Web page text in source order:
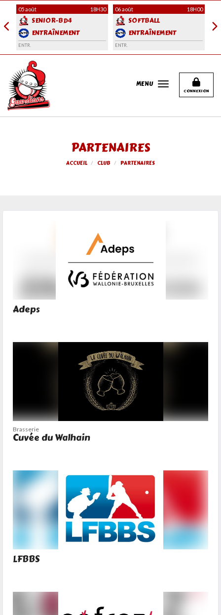
05 août 18H30
SENIOR-BD4
ENTRAÎNEMENT
ENTR.
06 août 18H00
SOFTBALL
ENTRAÎNEMENT
ENTR.
CONNEXION
MENU
PARTENAIRES
ACCUEIL CLUB PARTENAIRES
Adeps
Brasserie
Cuvée du Walhain
LFBBS
Panneau de gestion des cookies